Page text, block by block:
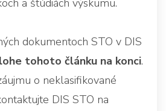
a štúdiách výskumu.
dokumentoch STO v DIS
tohoto článku na konci.
o neklasifikované
DIS STO na